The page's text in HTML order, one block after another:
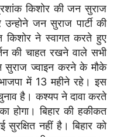
किशोर की जन सुराज
जन सुराज पार्टी की
किशोर ने स्वागत करते हुए
की चाहत रखने वाले सभी
सुराज ज्वाइन करने के मौके
में 13 महीने रहे। इस
है। कश्यप ने दावा करते
बिहार की हकीकत
नहीं है। बिहार को